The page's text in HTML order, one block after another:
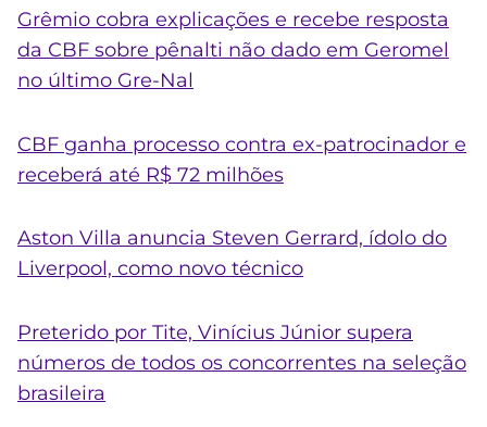
Grêmio cobra explicações e recebe resposta
da CBF sobre pênalti não dado em Geromel
no último Gre-Nal
CBF ganha processo contra ex-patrocinador e
receberá até R$ 72 milhões
Aston Villa anuncia Steven Gerrard, ídolo do
Liverpool, como novo técnico
Preterido por Tite, Vinícius Júnior supera
números de todos os concorrentes na seleção
brasileira